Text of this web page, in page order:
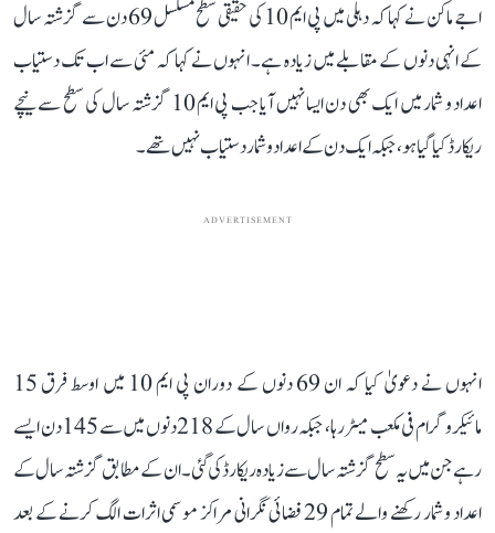
اجے ماکن نے کہا کہ دہلی میں پی ایم 10 کی حقیقی سطح مسلسل 69 دن سے گزشتہ سال
کے انہی دنوں کے مقابلے میں زیادہ ہے۔ انہوں نے کہا کہ مئی سے اب تک دستیاب
اعداد و شمار میں ایک بھی دن ایسا نہیں آیا جب پی ایم 10 گزشتہ سال کی سطح سے نیچے
ریکارڈ کیا گیا ہو، جبکہ ایک دن کے اعداد و شمار دستیاب نہیں تھے۔
ADVERTISEMENT
انہوں نے دعویٰ کیا کہ ان 69 دنوں کے دوران پی ایم 10 میں اوسط فرق 15
مائیکروگرام فی مکعب میٹر رہا، جبکہ رواں سال کے 218 دنوں میں سے 145 دن ایسے
رہے جن میں یہ سطح گزشتہ سال سے زیادہ ریکارڈ کی گئی۔ ان کے مطابق گزشتہ سال کے
اعداد و شمار رکھنے والے تمام 29 فضائی نگرانی مراکز موسمی اثرات الگ کرنے کے بعد